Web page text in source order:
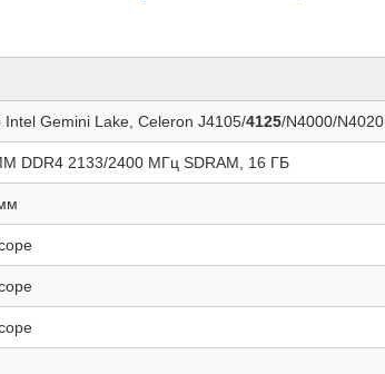
Intel Gemini Lake, Celeron J4105/4125/N4000/N4020
DDR4 2133/2400 МГц SDRAM, 16 ГБ